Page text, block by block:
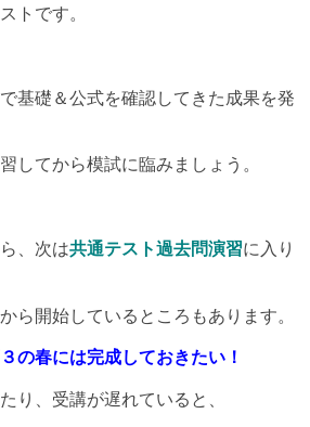
トです。
基礎＆公式を確認してきた成果を発
してから模試に臨みましょう。
、次は共通テスト過去問演習に入り
ら開始しているところもあります。
の春には完成しておきたい！
り、受講が遅れていると、